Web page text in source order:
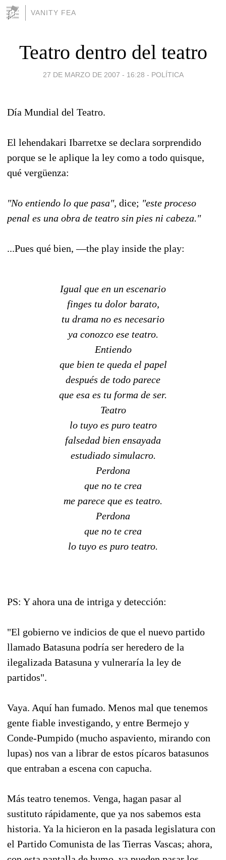
VANITY FEA
Teatro dentro del teatro
27 DE MARZO DE 2007 - 16:28 - POLÍTICA
Día Mundial del Teatro.
El lehendakari Ibarretxe se declara sorprendido
porque se le aplique la ley como a todo quisque,
qué vergüenza:
"No entiendo lo que pasa", dice; "este proceso
penal es una obra de teatro sin pies ni cabeza."
...Pues qué bien, —the play inside the play:
Igual que en un escenario
finges tu dolor barato,
tu drama no es necesario
ya conozco ese teatro.
Entiendo
que bien te queda el papel
después de todo parece
que esa es tu forma de ser.
Teatro
lo tuyo es puro teatro
falsedad bien ensayada
estudiado simulacro.
Perdona
que no te crea
me parece que es teatro.
Perdona
que no te crea
lo tuyo es puro teatro.
PS: Y ahora una de intriga y detección:
"El gobierno ve indicios de que el nuevo partido
llamado Batasuna podría ser heredero de la
ilegalizada Batasuna y vulneraría la ley de
partidos".
Vaya. Aquí han fumado. Menos mal que tenemos
gente fiable investigando, y entre Bermejo y
Conde-Pumpido (mucho aspaviento, mirando con
lupas) nos van a librar de estos pícaros batasunos
que entraban a escena con capucha.
Más teatro tenemos. Venga, hagan pasar al
sustituto rápidamente, que ya nos sabemos esta
historia. Ya la hicieron en la pasada legislatura con
el Partido Comunista de las Tierras Vascas; ahora,